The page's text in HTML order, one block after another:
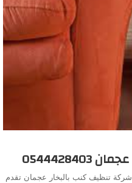
تنظيف كنب بالبخار عجمان تقدم